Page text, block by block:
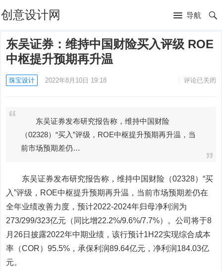
创意设计网 导航
东吴证券：维持中国财险买入评级 ROE
中枢提升预期再升温
珠宝设计 2022年8月10日 19:18 评论已关闭
东吴证券发布研究报告称，维持中国财险
（02328）“买入”评级，ROE中枢提升预期再升温，当
前市场预期差仍…
东吴证券发布研究报告称，维持中国财险 （02328）“买
入”评级，ROE中枢提升预期再升温，当前市场预期差仍在
全年业绩改善力度，预计2022-2024年归母净利润为
273/299/323亿元（同比增22.2%/9.6%/7.7%）。公司将于8
月26日披露2022年中期业绩，该行预计1H22实现综合成本
率（COR）95.5%，承保利润89.64亿元，净利润184.03亿
元。